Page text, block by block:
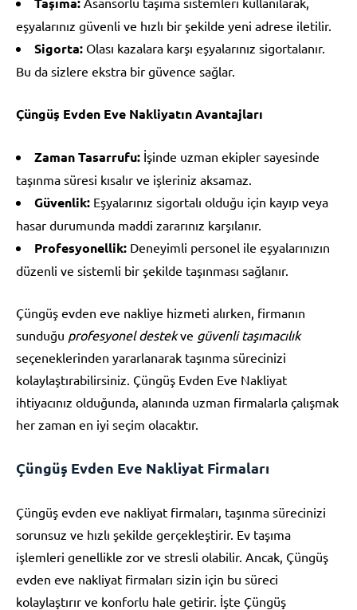
eşyalarınız güvenli ve hızlı bir şekilde yeni adrese iletilir.
Sigorta: Olası kazalara karşı eşyalarınız sigortalanır.
Bu da sizlere ekstra bir güvence sağlar.
Çüngüş Evden Eve Nakliyatın Avantajları
Zaman Tasarrufu: İşinde uzman ekipler sayesinde
taşınma süresi kısalır ve işleriniz aksamaz.
Güvenlik: Eşyalarınız sigortalı olduğu için kayıp veya
hasar durumunda maddi zararınız karşılanır.
Profesyonellik: Deneyimli personel ile eşyalarınızın
düzenli ve sistemli bir şekilde taşınması sağlanır.
Çüngüş evden eve nakliye hizmeti alırken, firmanın
sunduğu profesyonel destekve güvenli taşımacılık
seçeneklerinden yararlanarak taşınma sürecinizi
kolaylaştırabilirsiniz. Çüngüş Evden Eve Nakliyat
ihtiyacınız olduğunda, alanında uzman firmalarla çalışmak
her zaman en iyi seçim olacaktır.
Çüngüş Evden Eve Nakliyat Firmaları
Çüngüş evden eve nakliyat firmaları, taşınma sürecinizi
sorunsuz ve hızlı şekilde gerçekleştirir. Ev taşıma
işlemleri genellikle zor ve stresli olabilir. Ancak, Çüngüş
evden eve nakliyat firmaları sizin için bu süreci
kolaylaştırır ve konforlu hale getirir. İşte Çüngüş